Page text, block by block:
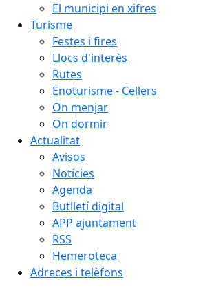
El municipi en xifres
Turisme
Festes i fires
Llocs d'interès
Rutes
Enoturisme - Cellers
On menjar
On dormir
Actualitat
Avisos
Notícies
Agenda
Butlletí digital
APP ajuntament
RSS
Hemeroteca
Adreces i telèfons